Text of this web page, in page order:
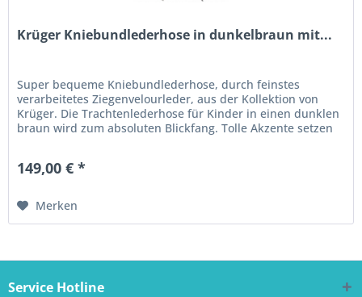
Krüger Kniebundlederhose in dunkelbraun mit...
Super bequeme Kniebundlederhose, durch feinstes
verarbeitetes Ziegenvelourleder, aus der Kollektion von
Krüger. Die Trachtenlederhose für Kinder in einen dunklen
braun wird zum absoluten Blickfang. Tolle Akzente setzen
149,00 € *
Merken
Service Hotline